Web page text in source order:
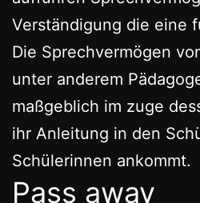
Verständigung die eine
Die Sprechvermögen
unter anderem
maßgeblich im zuge
ihr Anleitung in den
Schülerinnen ankommt.
Pass away